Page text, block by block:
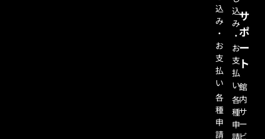
込
み
・
お
支
払
い
各
種
申
請
込
み
・
お
支
払
い
各
種
申
請
サ
ポ
ー
ト
館
内
サ
ー
ビ